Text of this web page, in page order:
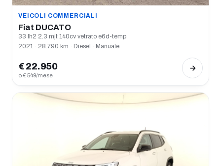
VEICOLI COMMERCIALI
Fiat DUCATO
33 lh2 2.3 mjt 140cv vetrato e6d-temp
2021 · 28.790 km · Diesel · Manuale
€ 22.950
o € 549/mese